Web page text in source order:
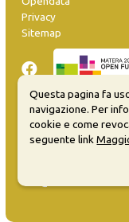
Privacy
Sitemap
Inserisci evento
info@materaevents.it
Questa pagina fa
navigazione. Per
cookie e come
seguente link